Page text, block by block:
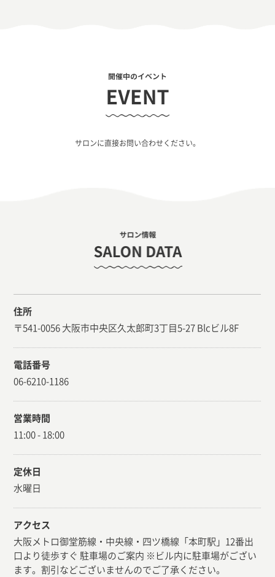
サロンに直接お問い合わせください。
住所
〒541-0056 大阪市中央区久太郎町3丁目5-27 Blcビル8F
電話番号
06-6210-1186
営業時間
11:00 - 18:00
定休日
水曜日
アクセス
大阪メトロ御堂筋線・中央線・四ツ橋線「本町駅」12番出
口より徒歩すぐ 駐車場のご案内 ※ビル内に駐車場がござい
ます。割引などございませんのでご了承ください。